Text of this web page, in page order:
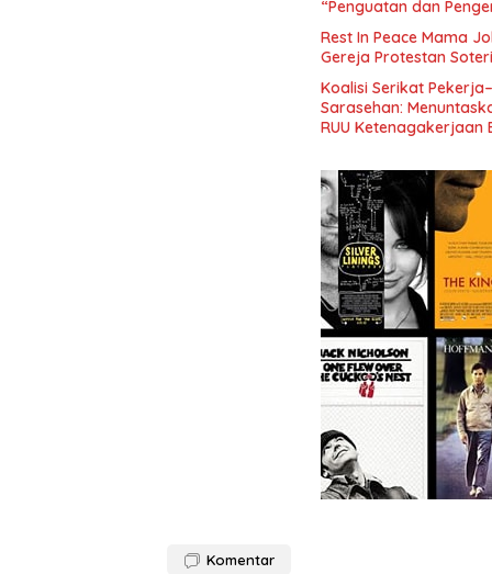
“Penguatan dan
Indonesia dan
Rest In Peace Mama
Gereja Protestan
Koalisi Serikat
Sarasehan:
RUU Ketenagakerjaan
Komentar